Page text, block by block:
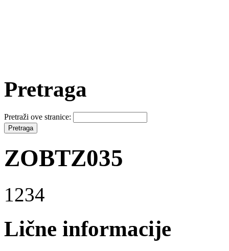
Pretraga
Pretraži ove stranice:
ZOBTZ035
1234
Lične informacije